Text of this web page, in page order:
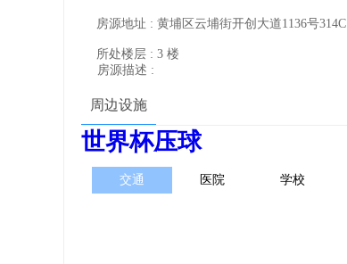
房源地址 : 黄埔区云埔街开创大道1136号314C
所处楼层 : 3 楼
房源描述 :
周边设施